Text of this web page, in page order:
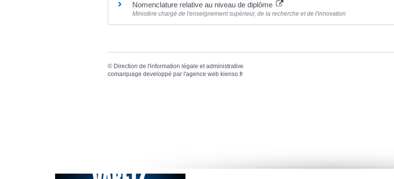
Nomenclature relative au niveau de diplôme
Ministère chargé de l'enseignement supérieur, de la recherche et de l'innovation
© Direction de l'information légale et administrative
comarquage developpé par l'agence web kienso.fr